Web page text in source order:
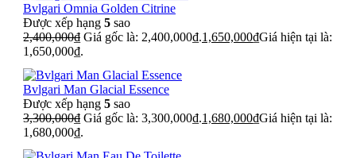
Bvlgari Omnia Golden Citrine
Được xếp hạng 5 sao
2,400,000₫ Giá gốc là: 2,400,000₫.1,650,000₫Giá hiện tại là:
1,650,000₫.
Bvlgari Man Glacial Essence
Được xếp hạng 5 sao
3,300,000₫ Giá gốc là: 3,300,000₫.1,680,000₫Giá hiện tại là:
1,680,000₫.